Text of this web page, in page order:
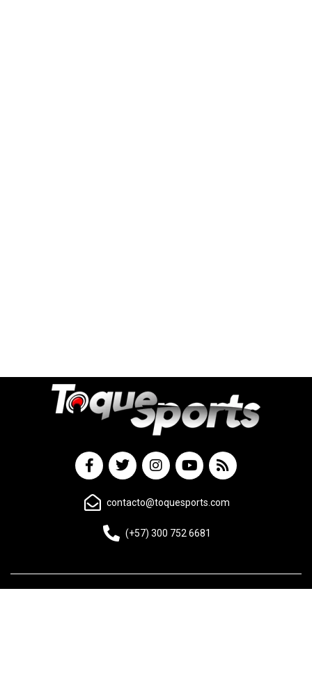
contacto@toquesports.com
(+57) 300 752 6681